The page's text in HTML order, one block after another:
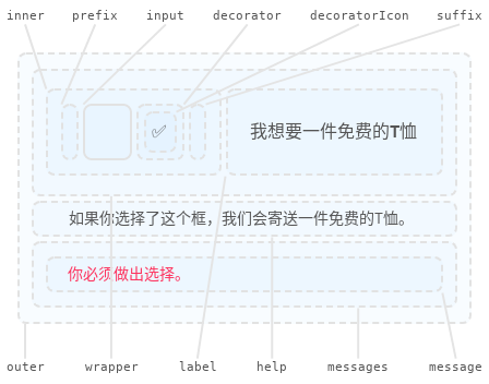
inner prefix input decorator decoratorIcon suffix
✅ 我想要一件免费的T恤
如果你选择了这个框，我们会寄送一件免费的T恤。
你必须做出选择。
outer wrapper label help messages message